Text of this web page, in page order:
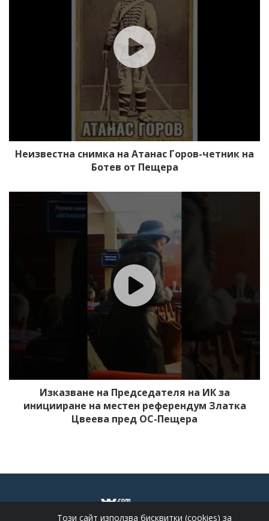
Неизвестна снимка на Атанас Горов-четник на
Ботев от Пещера
Изказване на Председателя на ИК за
иницииране на местен референдум Златка
Цвеева пред ОС-Пещера
Този сайт използва бисквитки (cookies) за